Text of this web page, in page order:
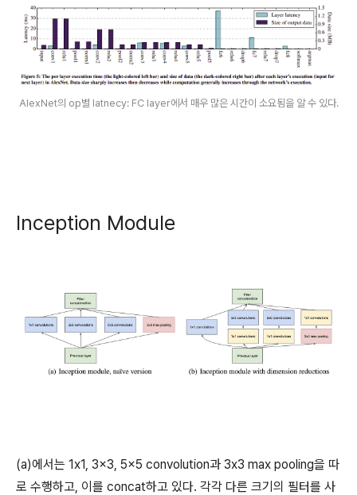
AlexNet의 op별 latnecy: FC layer에서 매우 많은 시간이 소요됨을 알 수 있다.
Inception Module
(a)에서는 1x1, 3x3, 5x5 convolution과 3x3 max pooling을 따
로 수행하고, 이를 concat하고 있다. 각각 다른 크기의 필터를 사